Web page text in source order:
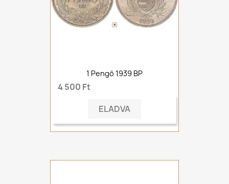
1 Pengő 1939 BP
4 500 Ft
ELADVA